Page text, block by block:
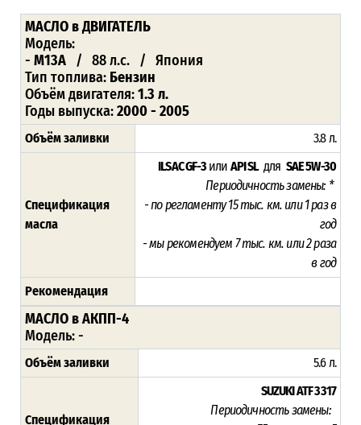
МАСЛО в ДВИГАТЕЛЬ
Модель:
- M13A / 88 л.с. / Япония
Тип топлива: Бензин
Объём двигателя:1.3 л.
Годы выпуска:2000 - 2005
Объём заливки 3.8 л.
Спецификация
масла
ILSAC GF-3или API SLдля SAE 5W-30
Периодичность замены: *
- по регламенту 15тыс. км. или 1 раз в
год
- мы рекомендуем 7 тыс. км. или 2 раза
в год
Рекомендация
МАСЛО в АКПП-4
Модель: -
Объём заливки 5.6 л.
Спецификация
SUZUKI ATF 3317
Периодичность замены: